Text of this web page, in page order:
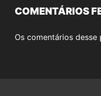
COMENTÁRIOS
Os comentários